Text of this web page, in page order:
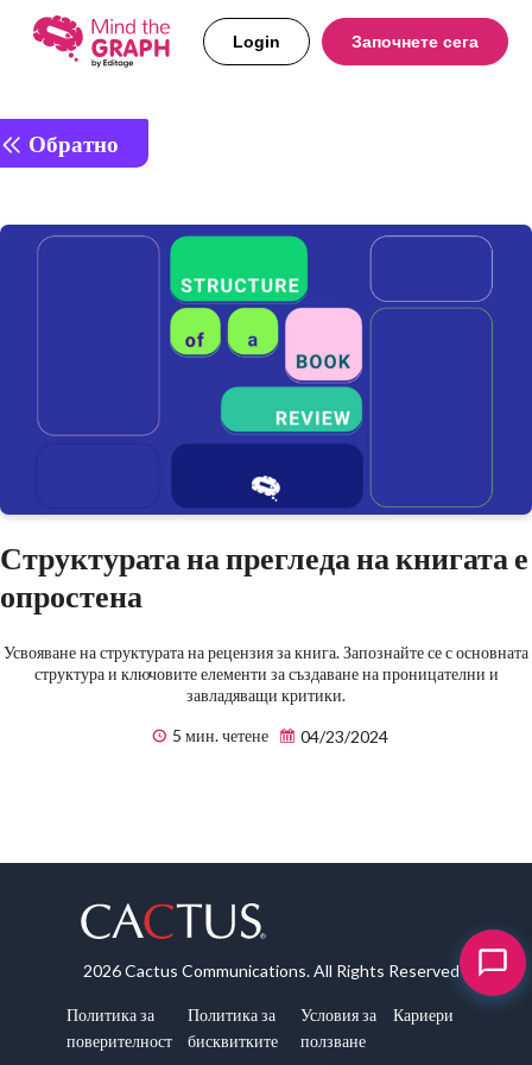
Login Започнете сега
Обратно
Структурата на прегледа на книгата е
опростена
Усвояване на структурата на рецензия за книга. Запознайте се с основната
структура и ключовите елементи за създаване на проницателни и
завладяващи критики.
5 мин. четене
04/23/2024
2026 Cactus Communications. All Rights Reserved
Политика за
поверителност
Политика за
бисквитките
Условия за
ползване
Кариери